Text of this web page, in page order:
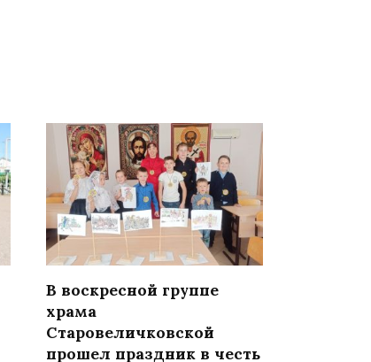
В воскресной группе
храма
Старовеличковской
прошел праздник в честь